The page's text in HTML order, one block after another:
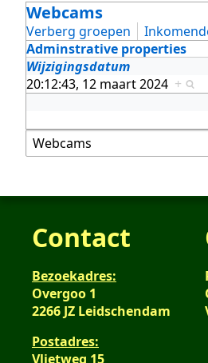
Webcams
Verberg groepen
Adminstrative properties
Wijzigingsdatum
20:12:43, 12 maart 2024 +
Contact
Bezoekadres:
Overgoo 1
2266 JZ Leidschendam
Postadres:
Vlietweg 15